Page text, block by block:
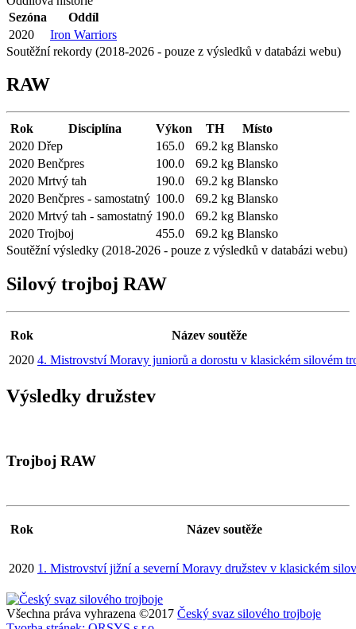
Sezóna
Oddíl
2020
Iron Warriors
Soutěžní rekordy (2018-2026 - pouze z výsledků v databázi webu)
RAW
Rok Disciplína Výkon TH
Místo
2020 Dřep 165.0 69.2 kg Blansko
2020 Benčpres 100.0 69.2 kg Blansko
2020 Mrtvý tah 190.0 69.2 kg Blansko
2020 Benčpres - samostatný 100.0 69.2 kg Blansko
2020 Mrtvý tah - samostatný 190.0 69.2 kg Blansko
2020 Trojboj 455.0 69.2 kg Blansko
Soutěžní výsledky (2018-2026 - pouze z výsledků v databázi webu)
Silový trojboj RAW
Rok
Název soutěže
2020 4. Mistrovství Moravy juniorů a dorostu v klasickém silovém
Výsledky družstev
Trojboj RAW
Rok Název soutěže
2020 1. Mistrovství jižní a severní Moravy družstev v klasickém
Všechna práva vyhrazena ©2017 Český svaz silového trojboje